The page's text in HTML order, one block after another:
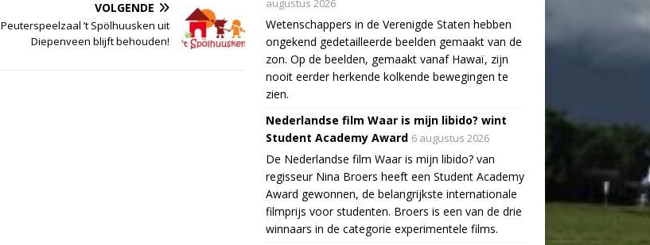
VOLGENDE
Peuterspeelzaal ’t Spölhuusken uit
Diepenveen blijft behouden!
augustus 2026
Wetenschappers in de Verenigde Staten hebben
ongekend gedetailleerde beelden gemaakt van de
zon. Op de beelden, gemaakt vanaf Hawaï, zijn
nooit eerder herkende kolkende bewegingen te
zien.
Nederlandse film Waar is mijn libido? wint
Student Academy Award 6 augustus 2026
De Nederlandse film Waar is mijn libido? van
regisseur Nina Broers heeft een Student Academy
Award gewonnen, de belangrijkste internationale
filmprijs voor studenten. Broers is een van de drie
winnaars in de categorie experimentele films.